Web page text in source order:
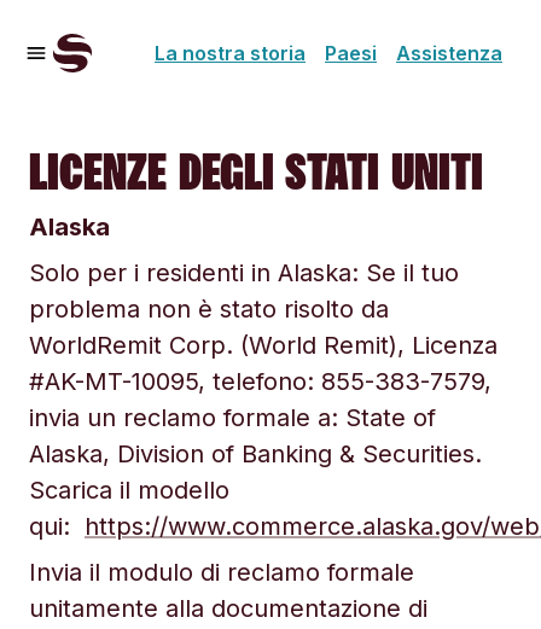
La nostra storia Paesi Assistenza
LICENZE DEGLI STATI UNITI
Alaska
Solo per i residenti in Alaska: Se il tuo
problema non è stato risolto da
WorldRemit Corp. (World Remit), Licenza
#AK-MT-10095, telefono: 855-383-7579,
invia un reclamo formale a: State of
Alaska, Division of Banking & Securities.
Scarica il modello
qui: https://www.commerce.alaska.gov/
Invia il modulo di reclamo formale
unitamente alla documentazione di